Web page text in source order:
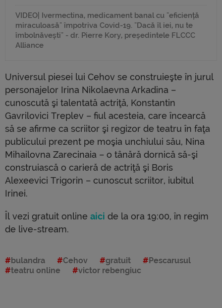
VIDEO| Ivermectina, medicament banal cu "eficiență
miraculoasă" împotriva Covid-19. "Dacă îl iei, nu te
îmbolnăvești" - dr. Pierre Kory, președintele FLCCC
Alliance
Universul piesei lui Cehov se construieşte în jurul
personajelor Irina Nikolaevna Arkadina –
cunoscută şi talentată actriţă, Konstantin
Gavrilovici Treplev – fiul acesteia, care încearcă
să se afirme ca scriitor şi regizor de teatru în faţa
publicului prezent pe moşia unchiului său, Nina
Mihailovna Zarecinaia – o tânără dornică să-şi
construiască o carieră de actriţă şi Boris
Alexeevici Trigorin – cunoscut scriitor, iubitul
Irinei.
Îl vezi gratuit online aici de la ora 19:00, în regim
de live-stream.
bulandra Cehov gratuit
Pescarusul
teatru online
victor rebengiuc